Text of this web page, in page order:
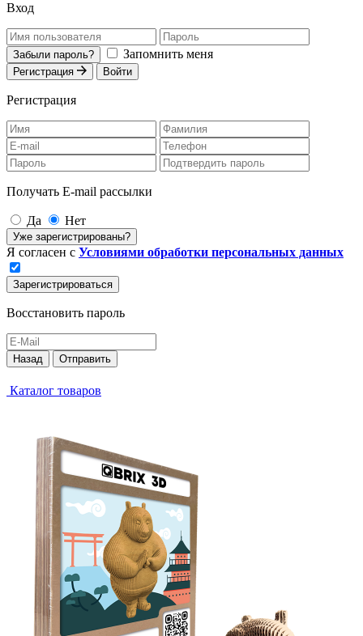
Вход
Забыли пароль? Запомнить меня
Регистрация Войти
Регистрация
Получать E-mail рассылки
Да Нет
Уже зарегистрированы?
Я согласен с Условиями обработки персональных данных
Зарегистрироваться
Восстановить пароль
Назад Отправить
Каталог товаров